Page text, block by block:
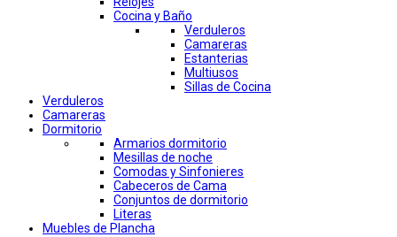
Cocina y Baño
Verduleros
Camareras
Estanterias
Multiusos
Sillas de Cocina
Verduleros
Camareras
Dormitorio
Armarios dormitorio
Mesillas de noche
Comodas y Sinfonieres
Cabeceros de Cama
Conjuntos de dormitorio
Literas
Muebles de Plancha